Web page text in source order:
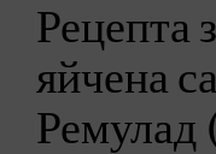
Рецепта
яйчена
Ремулад